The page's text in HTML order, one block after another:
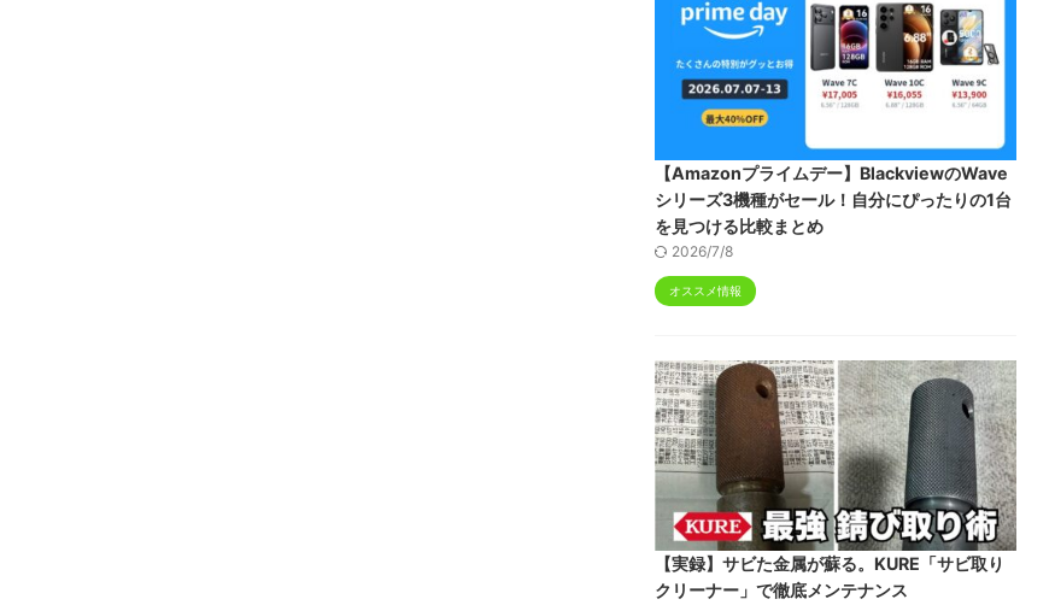
【Amazonプライムデー】BlackviewのWave
シリーズ3機種がセール！自分にぴったりの1台
を見つける比較まとめ
2026/7/8
オススメ情報
【実録】サビた金属が蘇る。KURE「サビ取り
クリーナー」で徹底メンテナンス